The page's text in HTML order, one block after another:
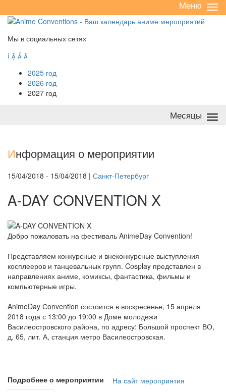
/
Меню
Мы в социальных сетях
   
2025 год
2026 год
2027 год
Месяцы
Информация о мероприятии
15/04/2018 - 15/04/2018 | Санкт-Петербург
A-DAY CONVENTION X
Добро пожаловать на фестиваль AnimeDay Convention!
Представляем конкурсные и внеконкурсные выступления
косплееров и танцевальных групп. Cosplay представлен в
направлениях аниме, комиксы, фантастика, фильмы и
компьютерные игры.
AnimeDay Сonvention состоится в воскресенье, 15 апреля
2018 года с 13:00 до 19:00 в Доме молодежи
Василеостровского района, по адресу: Большой проспект ВО,
д. 65, лит. А, станция метро Василеостровская.
Подробнее о мероприятии
На сайт мероприятия